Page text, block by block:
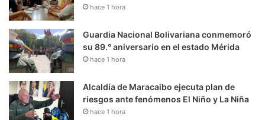
hace 1 hora
Guardia Nacional Bolivariana conmemoró
su 89.° aniversario en el estado Mérida
hace 1 hora
Alcaldía de Maracaibo ejecuta plan de
riesgos ante fenómenos El Niño y La Niña
hace 1 hora